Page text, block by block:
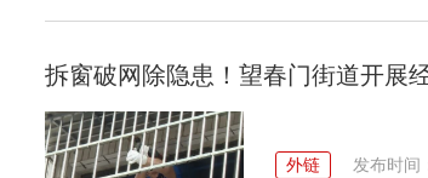
拆窗破网除隐患！望春门街道开展
外链 发布时间